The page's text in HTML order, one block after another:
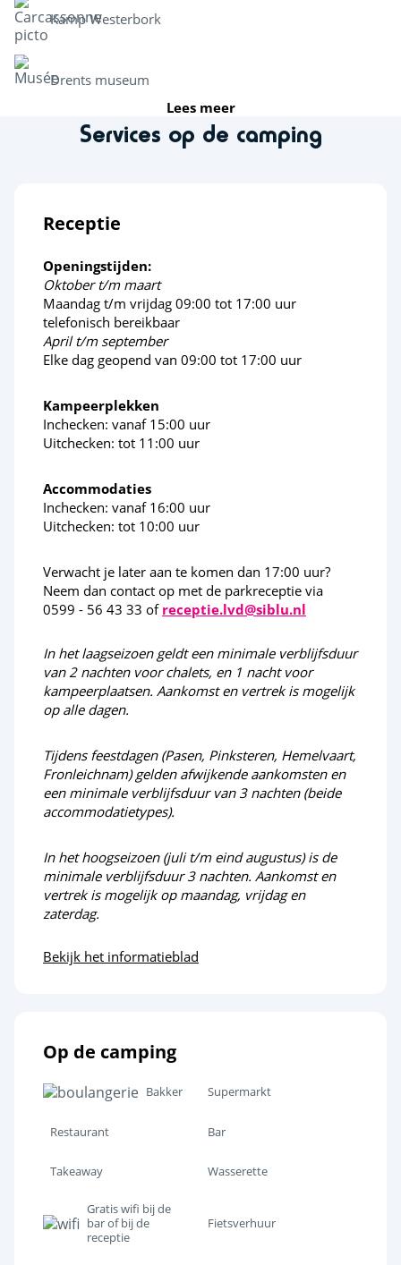
Kamp Westerbork
Drents museum
Jan Kruis museum
Drouwenerzand
Activiteiten in de natuur
Fiets en wandelroutes
Boomkroonpad Borger
Sportactiviteiten
Fietsroutes
Fietsverhuur
Kano
Activiteiten in de omgeving
Borger (stad)
Emmen (stad)
Zuidlaren (dorp)
Lees meer
Services op de camping
Receptie
Openingstijden:
Oktober t/m maart
Maandag t/m vrijdag 09:00 tot 17:00 uur
telefonisch bereikbaar
April t/m september
Elke dag geopend van 09:00 tot 17:00 uur
Kampeerplekken
Inchecken: vanaf 15:00 uur
Uitchecken: tot 11:00 uur
Accommodaties
Inchecken: vanaf 16:00 uur
Uitchecken: tot 10:00 uur
Verwacht je later aan te komen dan 17:00 uur?
Neem dan contact op met de parkreceptie via
0599 - 56 43 33 of receptie.lvd@siblu.nl
In het laagseizoen geldt een minimale verblijfsduur
van 2 nachten voor chalets, en 1 nacht voor
kampeerplaatsen. Aankomst en vertrek is mogelijk
op alle dagen.
Tijdens feestdagen (Pasen, Pinksteren, Hemelvaart,
Fronleichnam) gelden afwijkende aankomsten en
een minimale verblijfsduur van 3 nachten (beide
accommodatietypes).
In het hoogseizoen (juli t/m eind augustus) is de
minimale verblijfsduur 3 nachten. Aankomst en
vertrek is mogelijk op maandag, vrijdag en
zaterdag.
Bekijk het informatieblad
Op de camping
Bakker Supermarkt
Restaurant Bar
Takeaway Wasserette
Gratis wifi bij de
bar of bij de
receptie
Fietsverhuur